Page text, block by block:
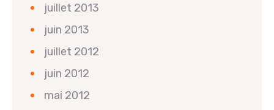
juillet 2013
juin 2013
juillet 2012
juin 2012
mai 2012